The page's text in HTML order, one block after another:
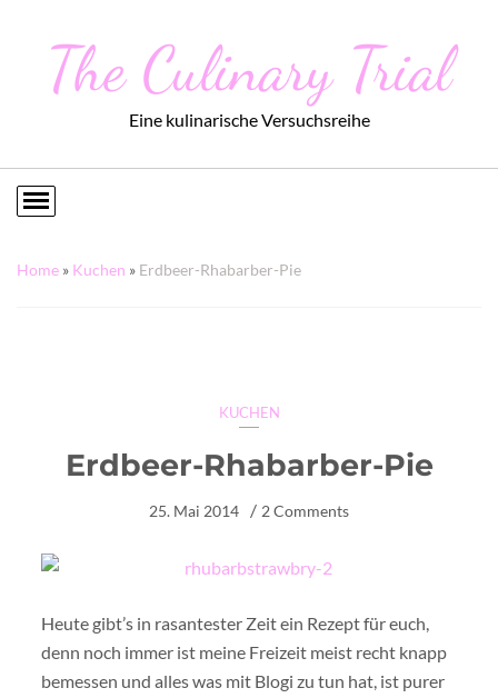
The Culinary Trial
Eine kulinarische Versuchsreihe
Home » Kuchen » Erdbeer-Rhabarber-Pie
KUCHEN
Erdbeer-Rhabarber-Pie
25. Mai 2014 2 Comments
Heute gibt’s in rasantester Zeit ein Rezept für euch,
denn noch immer ist meine Freizeit meist recht knapp
bemessen und alles was mit Blogi zu tun hat, ist purer